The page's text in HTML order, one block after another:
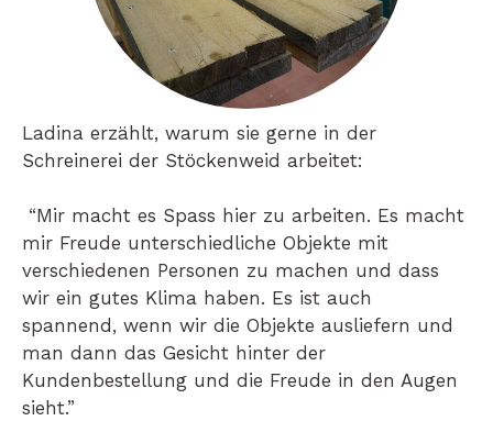
Ladina erzählt, warum sie gerne in der
Schreinerei der Stöckenweid arbeitet:
“Mir macht es Spass hier zu arbeiten. Es macht
mir Freude unterschiedliche Objekte mit
verschiedenen Personen zu machen und dass
wir ein gutes Klima haben. Es ist auch
spannend, wenn wir die Objekte ausliefern und
man dann das Gesicht hinter der
Kundenbestellung und die Freude in den Augen
sieht.”